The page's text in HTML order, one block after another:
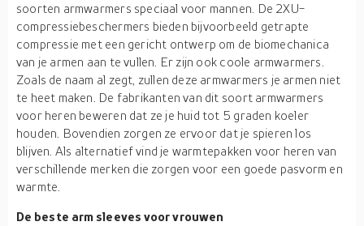
soorten armwarmers speciaal voor mannen. De 2XU-
compressiebeschermers bieden bijvoorbeeld getrapte
compressie met een gericht ontwerp om de biomechanica
van je armen aan te vullen. Er zijn ook coole armwarmers.
Zoals de naam al zegt, zullen deze armwarmers je armen niet
te heet maken. De fabrikanten van dit soort armwarmers
voor heren beweren dat ze je huid tot 5 graden koeler
houden. Bovendien zorgen ze ervoor dat je spieren los
blijven. Als alternatief vind je warmtepakken voor heren van
verschillende merken die zorgen voor een goede pasvorm en
warmte.
De beste arm sleeves voor vrouwen